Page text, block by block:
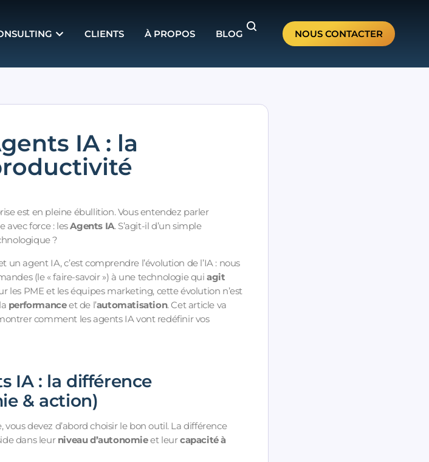
CLIENTS À PROPOS BLOG NOUS CONTACTER
IA : la
est en pleine ébullition. Vous entendez parler
avec force : lesAgents IA. S’agit-il d’un simple
?
agent IA, c’est comprendre l’évolution de l’IA : nous
(le « faire-savoir ») à une technologie quiagit
les PME et les équipes marketing, cette évolution n’est
performanceet de l’automatisation. Cet article va
comment les agents IA vont redéfinir vos
IA : la différence
& action)
devez d’abord choisir le bon outil. La différence
dans leur niveau d’autonomieet leurcapacité à